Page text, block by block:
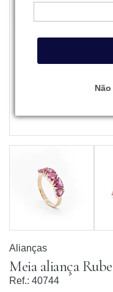
Alianças
Meia aliança
Ref.: 40744